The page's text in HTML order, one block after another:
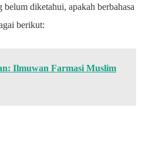
diketahui, apakah berbahasa
berikut:
Ilmuwan Farmasi Muslim